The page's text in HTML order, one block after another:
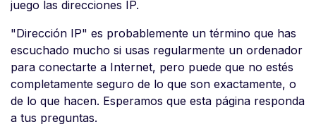
juego las direcciones IP.
"Dirección IP" es probablemente un término que has
escuchado mucho si usas regularmente un ordenador
para conectarte a Internet, pero puede que no estés
completamente seguro de lo que son exactamente, o
de lo que hacen. Esperamos que esta página responda
a tus preguntas.